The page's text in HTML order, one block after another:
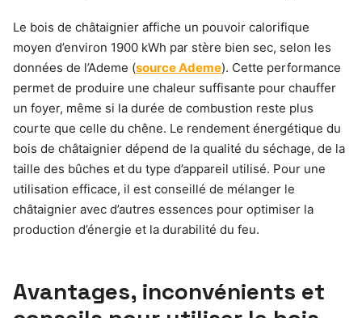
Le bois de châtaignier affiche un pouvoir calorifique
moyen d’environ 1900 kWh par stère bien sec, selon les
données de l’Ademe (source Ademe). Cette performance
permet de produire une chaleur suffisante pour chauffer
un foyer, même si la durée de combustion reste plus
courte que celle du chêne. Le rendement énergétique du
bois de châtaignier dépend de la qualité du séchage, de la
taille des bûches et du type d’appareil utilisé. Pour une
utilisation efficace, il est conseillé de mélanger le
châtaignier avec d’autres essences pour optimiser la
production d’énergie et la durabilité du feu.
Avantages, inconvénients et